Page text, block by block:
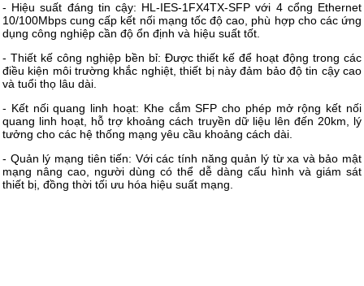
- Hiệu suất đáng tin cậy: HL-IES-1FX4TX-SFP với 4 cổng Ethernet
10/100Mbps cung cấp kết nối mạng tốc độ cao, phù hợp cho các ứng
dụng công nghiệp cần độ ổn định và hiệu suất tốt.
- Thiết kế công nghiệp bền bỉ: Được thiết kế để hoạt động trong các
điều kiện môi trường khắc nghiệt, thiết bị này đảm bảo độ tin cậy cao
và tuổi thọ lâu dài.
- Kết nối quang linh hoạt: Khe cắm SFP cho phép mở rộng kết nối
quang linh hoạt, hỗ trợ khoảng cách truyền dữ liệu lên đến 20km, lý
tưởng cho các hệ thống mạng yêu cầu khoảng cách dài.
- Quản lý mạng tiên tiến: Với các tính năng quản lý từ xa và bảo mật
mạng nâng cao, người dùng có thể dễ dàng cấu hình và giám sát
thiết bị, đồng thời tối ưu hóa hiệu suất mạng.